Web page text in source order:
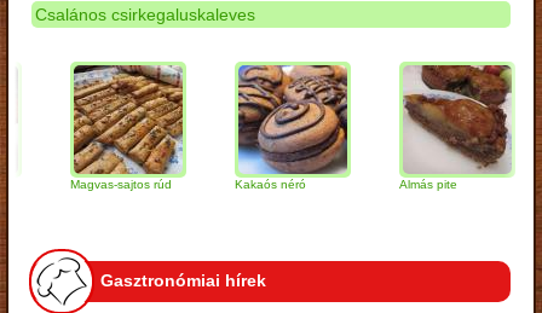
Csalános csirkegaluskaleves
Magvas-sajtos rúd Kakaós néró Almás pite
Gasztronómiai hírek